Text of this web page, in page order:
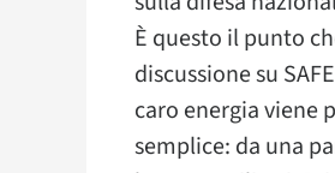
È questo il punto
discussione su
caro energia viene
semplice: da una